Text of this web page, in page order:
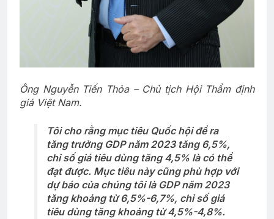
Ông Nguyễn Tiến Thỏa – Chủ tịch Hội Thẩm định
giá Việt Nam.
Tôi cho rằng mục tiêu Quốc hội đề ra
tăng trưởng GDP năm 2023 tăng 6,5%,
chỉ số giá tiêu dùng tăng 4,5% là có thể
đạt được. Mục tiêu này cũng phù hợp với
dự báo của chúng tôi là GDP năm 2023
tăng khoảng từ 6,5%-6,7%, chỉ số giá
tiêu dùng tăng khoảng từ 4,5%-4,8%.